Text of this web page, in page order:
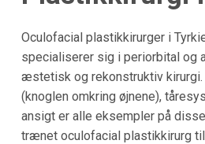
Oculofacial plastikkirurger i
specialiserer sig i periorbital og
æstetisk og rekonstruktiv kirurgi.
(knoglen omkring øjnene),
ansigt er alle eksempler på
trænet oculofacial plastikkirurg